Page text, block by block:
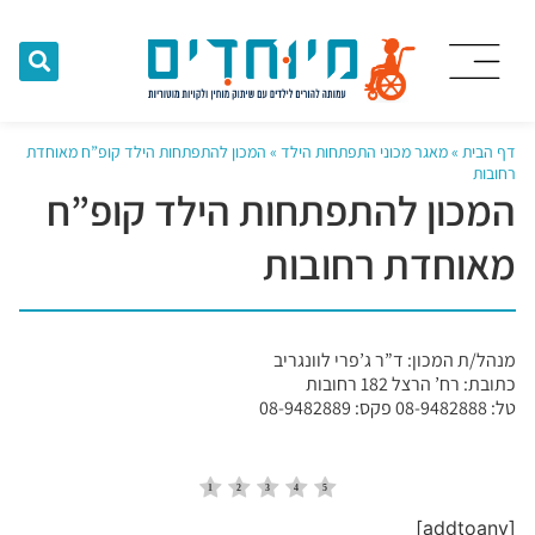
דף הבית »מאגר מכוני התפתחות הילד » המכון להתפתחות הילד קופ”ח מאוחדת
רחובות
המכון להתפתחות הילד קופ”ח
מאוחדת רחובות
מנהל/ת המכון: ד”ר ג’פרי לוונגריב
כתובת: רח’ הרצל 182 רחובות
טל: 08-9482888 פקס: 08-9482889
[addtoany]